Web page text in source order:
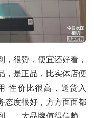
很赞，便宜还好看，
，是正品，比实体店便
性价比很高，送货入
态度很好，方方面面都